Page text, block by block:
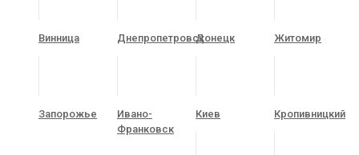
Винница ДнепропетровскДонецк Житомир
Запорожье
Ивано-
Франковск
Киев Кропивницкий